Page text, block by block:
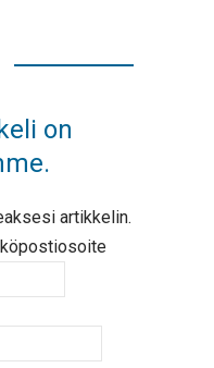
on
artikkelin.